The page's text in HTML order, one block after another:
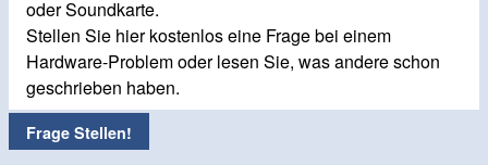
oder Soundkarte.
Stellen Sie hier kostenlos eine Frage bei einem
Hardware-Problem oder lesen Sie, was andere schon
geschrieben haben.
Frage Stellen!